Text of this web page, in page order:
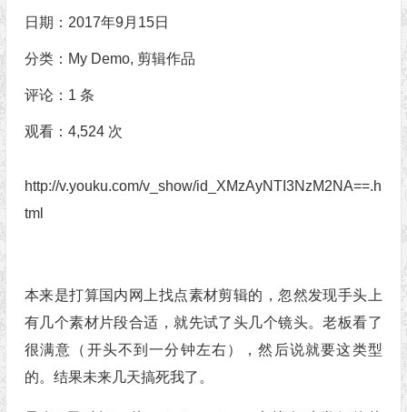
日期：2017年9月15日
分类： My Demo, 剪辑作品
评论： 1 条
观看：4,524 次
http://v.youku.com/v_show/id_XMzAyNTI3NzM2NA==.h
tml
本来是打算国内网上找点素材剪辑的，忽然发现手头上
有几个素材片段合适，就先试了头几个镜头。老板看了
很满意（开头不到一分钟左右），然后说就要这类型
的。结果未来几天搞死我了。